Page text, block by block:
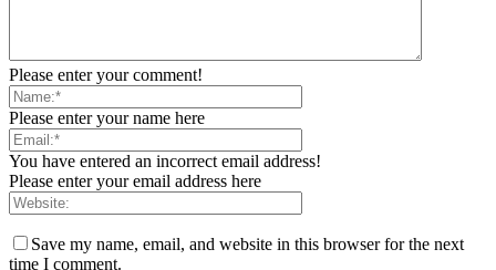
Please enter your comment!
Please enter your name here
You have entered an incorrect email address!
Please enter your email address here
Save my name, email, and website in this browser for the next
time I comment.